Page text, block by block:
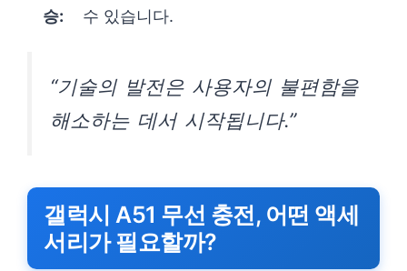
승:
수 있습니다.
“기술의 발전은 사용자의 불편함을
해소하는 데서 시작됩니다.”
갤럭시 A51 무선 충전, 어떤 액세
서리가 필요할까?